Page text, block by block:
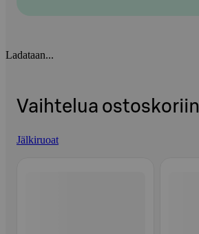
Ladataan...
Vaihtelua ostoskoriin
Jälkiruoat